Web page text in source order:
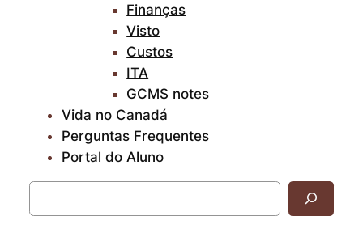
Finanças
Visto
Custos
ITA
GCMS notes
Vida no Canadá
Perguntas Frequentes
Portal do Aluno
Pesquisar